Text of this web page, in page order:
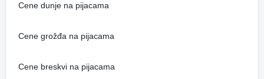
Cene dunje na pijacama
Cene grožđa na pijacama
Cene breskvi na pijacama